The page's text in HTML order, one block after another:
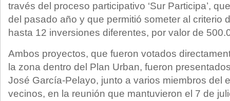
través del proceso participativo ‘Sur Participa’,
del pasado año y que permitió someter al criterio
hasta 12 inversiones diferentes, por valor de
Ambos proyectos, que fueron votados
la zona dentro del Plan Urban, fueron
José García-Pelayo, junto a varios miembros del
vecinos, en la reunión que mantuvieron el 7 de